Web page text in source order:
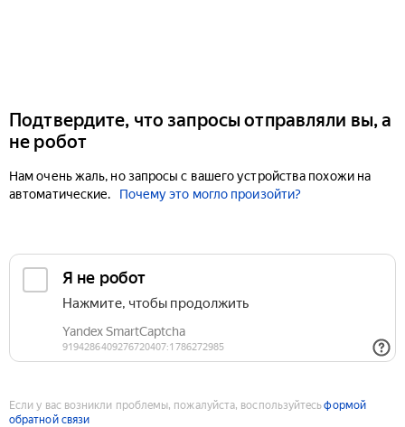
Подтвердите, что запросы отправляли вы, а
не робот
Нам очень жаль, но запросы с вашего устройства похожи на
автоматические.
Почему это могло произойти?
Если у вас возникли проблемы, пожалуйста, воспользуйтесьформой
обратной связи